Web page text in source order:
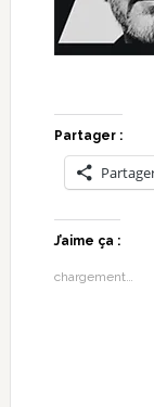
Partager :
J’aime ça :
chargement…